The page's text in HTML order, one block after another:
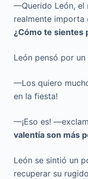
—Querido León, el
realmente importa
¿Cómo te sientes
León pensó por
—Los quiero
en la fiesta!
—¡Eso es!
valentía son más
León se sintió un
recuperar su